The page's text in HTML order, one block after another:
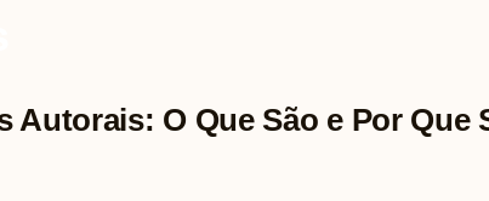
O Que São e Por Que